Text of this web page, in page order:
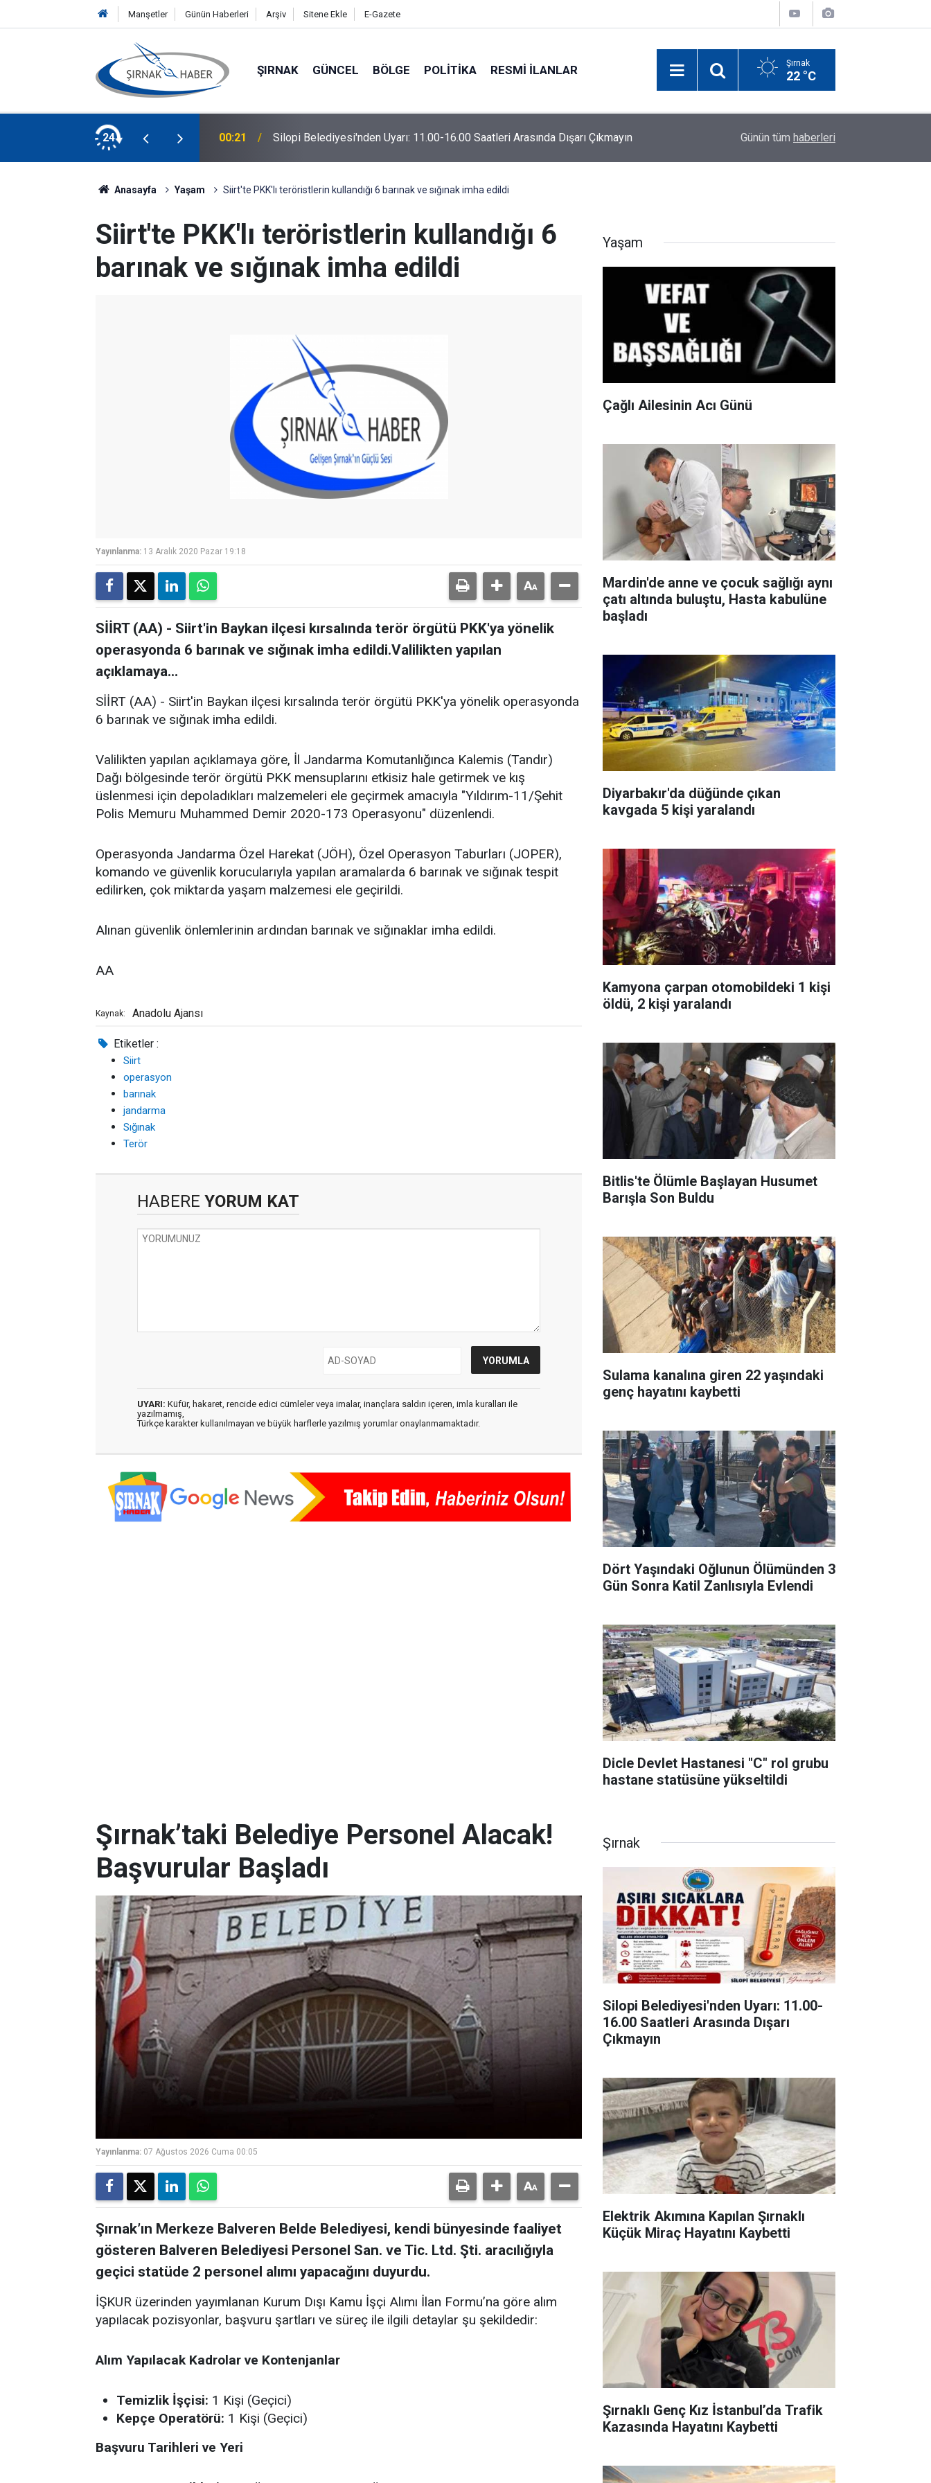
Manşetler Günün Haberleri Arşiv Sitene Ekle E-Gazete
ŞIRNAK GÜNCEL BÖLGE POLITIKA RESMI İLANLAR Şırnak
22 °C
24
Başvurular Başladı 00:21 Silopi Belediyesi'nden Uyarı: 11.00-16.00 Saatleri Arasında Dışarı Çıkmayın Elektrik Akımına Kapılan Şırnaklı Küçük Miraç
Günün tüm haberleri
Anasayfa Yaşam Siirt'te PKK'lı teröristlerin kullandığı 6 barınak ve sığınak imha edildi
Siirt'te PKK'lı teröristlerin kullandığı 6
barınak ve sığınak imha edildi
Yayınlanma: 13 Aralık 2020 Pazar 19:18
SİİRT (AA) - Siirt'in Baykan ilçesi kırsalında terör örgütü PKK'ya yönelik
operasyonda 6 barınak ve sığınak imha edildi.Valilikten yapılan
açıklamaya...
SİİRT (AA) - Siirt'in Baykan ilçesi kırsalında terör örgütü PKK'ya yönelik operasyonda
6 barınak ve sığınak imha edildi.
Valilikten yapılan açıklamaya göre, İl Jandarma Komutanlığınca Kalemis (Tandır)
Dağı bölgesinde terör örgütü PKK mensuplarını etkisiz hale getirmek ve kış
üslenmesi için depoladıkları malzemeleri ele geçirmek amacıyla "Yıldırım-11/Şehit
Polis Memuru Muhammed Demir 2020-173 Operasyonu" düzenlendi.
Operasyonda Jandarma Özel Harekat (JÖH), Özel Operasyon Taburları (JOPER),
komando ve güvenlik korucularıyla yapılan aramalarda 6 barınak ve sığınak tespit
edilirken, çok miktarda yaşam malzemesi ele geçirildi.
Alınan güvenlik önlemlerinin ardından barınak ve sığınaklar imha edildi.
AA
Kaynak: Anadolu Ajansı
Etiketler :
Siirt
operasyon
barınak
jandarma
Sığınak
Terör
HABERE YORUM KAT
UYARI: Küfür, hakaret, rencide edici cümleler veya imalar, inançlara saldırı içeren, imla kuralları ile
yazılmamış,
Türkçe karakter kullanılmayan ve büyük harflerle yazılmış yorumlar onaylanmamaktadır.
Yaşam
Çağlı Ailesinin Acı Günü
Mardin'de anne ve çocuk sağlığı aynı
çatı altında buluştu, Hasta kabulüne
başladı
Diyarbakır'da düğünde çıkan
kavgada 5 kişi yaralandı
Kamyona çarpan otomobildeki 1 kişi
öldü, 2 kişi yaralandı
Bitlis'te Ölümle Başlayan Husumet
Barışla Son Buldu
Sulama kanalına giren 22 yaşındaki
genç hayatını kaybetti
Dört Yaşındaki Oğlunun Ölümünden 3
Gün Sonra Katil Zanlısıyla Evlendi
Dicle Devlet Hastanesi "C" rol grubu
hastane statüsüne yükseltildi
Şırnak’taki Belediye Personel Alacak!
Başvurular Başladı
Yayınlanma: 07 Ağustos 2026 Cuma 00:05
Şırnak’ın Merkeze Balveren Belde Belediyesi, kendi bünyesinde faaliyet
gösteren Balveren Belediyesi Personel San. ve Tic. Ltd. Şti. aracılığıyla
geçici statüde 2 personel alımı yapacağını duyurdu.
İŞKUR üzerinden yayımlanan Kurum Dışı Kamu İşçi Alımı İlan Formu’na göre alım
yapılacak pozisyonlar, başvuru şartları ve süreç ile ilgili detaylar şu şekildedir:
Alım Yapılacak Kadrolar ve Kontenjanlar
Temizlik İşçisi: 1 Kişi (Geçici)
Kepçe Operatörü: 1 Kişi (Geçici)
Başvuru Tarihleri ve Yeri
Şırnak
Silopi Belediyesi'nden Uyarı: 11.00-
16.00 Saatleri Arasında Dışarı
Çıkmayın
Elektrik Akımına Kapılan Şırnaklı
Küçük Miraç Hayatını Kaybetti
Şırnaklı Genç Kız İstanbul’da Trafik
Kazasında Hayatını Kaybetti